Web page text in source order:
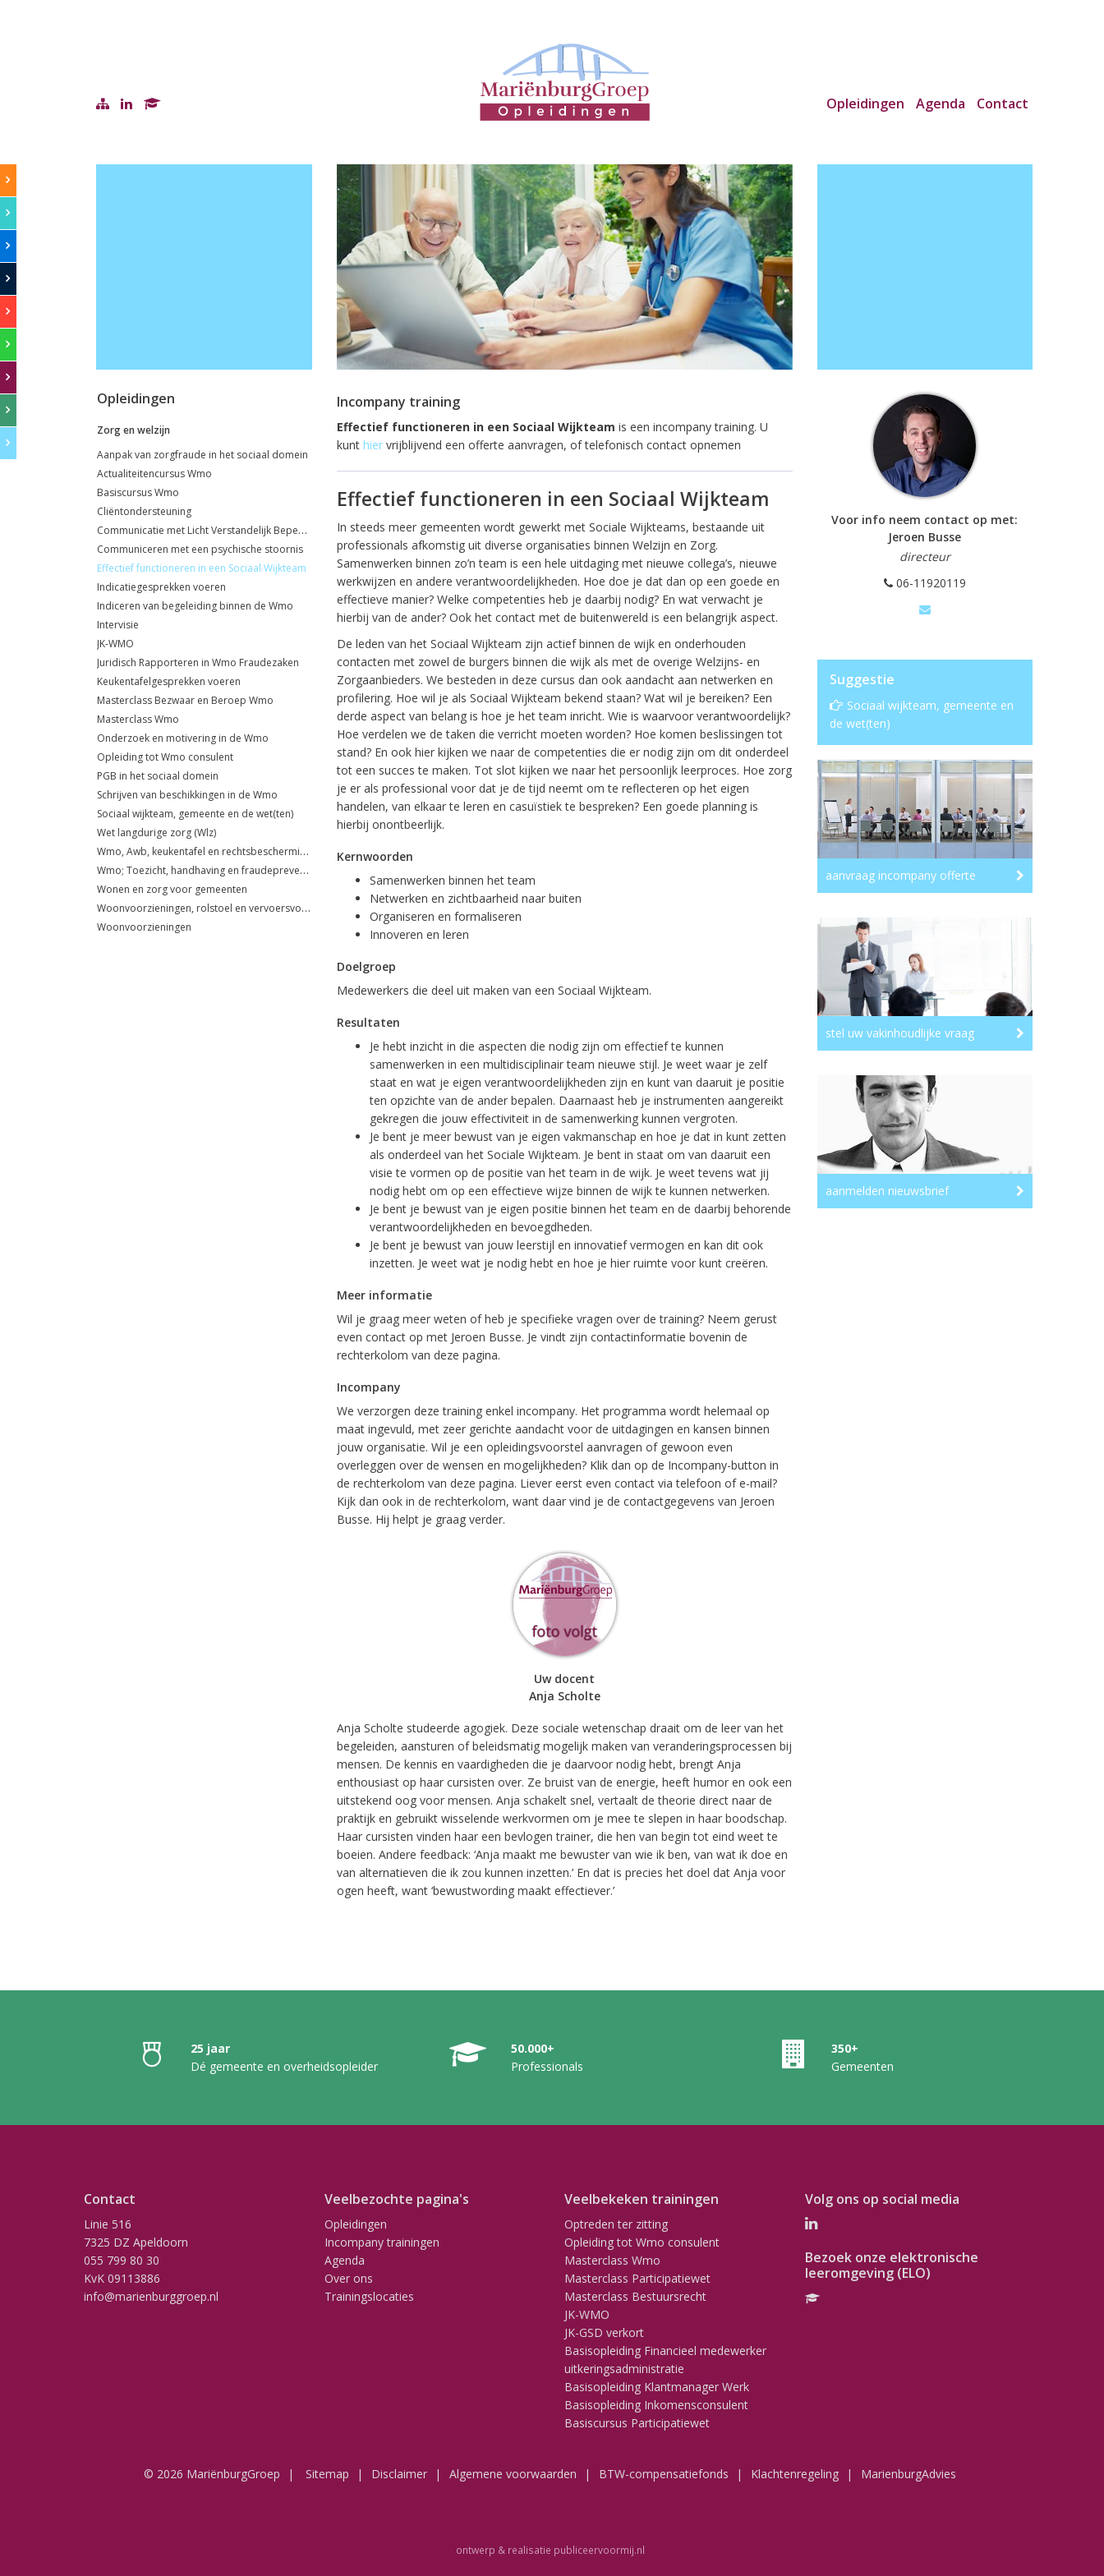
Opleidingen Agenda Contact
Opleidingen
Zorg en welzijn
Aanpak van zorgfraude in het sociaal domein
Actualiteitencursus Wmo
Basiscursus Wmo
Cliëntondersteuning
Communicatie met Licht Verstandelijk Beperkte klanten
Communiceren met een psychische stoornis
Effectief functioneren in een Sociaal Wijkteam
Indicatiegesprekken voeren
Indiceren van begeleiding binnen de Wmo
Intervisie
JK-WMO
Juridisch Rapporteren in Wmo Fraudezaken
Keukentafelgesprekken voeren
Masterclass Bezwaar en Beroep Wmo
Masterclass Wmo
Onderzoek en motivering in de Wmo
Opleiding tot Wmo consulent
PGB in het sociaal domein
Schrijven van beschikkingen in de Wmo
Sociaal wijkteam, gemeente en de wet(ten)
Wet langdurige zorg (Wlz)
Wmo, Awb, keukentafel en rechtsbescherming
Wmo; Toezicht, handhaving en fraudepreventie
Wonen en zorg voor gemeenten
Woonvoorzieningen, rolstoel en vervoersvoorzieningen
Woonvoorzieningen
Incompany training
Effectief functioneren in een Sociaal Wijkteam is een incompany training. U
kunthiervrijblijvend een offerte aanvragen, of telefonisch contact opnemen
Effectief functioneren in een Sociaal Wijkteam
In steeds meer gemeenten wordt gewerkt met Sociale Wijkteams, bestaande uit
professionals afkomstig uit diverse organisaties binnen Welzijn en Zorg.
Samenwerken binnen zo’n team is een hele uitdaging met nieuwe collega’s, nieuwe
werkwijzen en andere verantwoordelijkheden. Hoe doe je dat dan op een goede en
effectieve manier? Welke competenties heb je daarbij nodig? En wat verwacht je
hierbij van de ander? Ook het contact met de buitenwereld is een belangrijk aspect.
De leden van het Sociaal Wijkteam zijn actief binnen de wijk en onderhouden
contacten met zowel de burgers binnen die wijk als met de overige Welzijns- en
Zorgaanbieders. We besteden in deze cursus dan ook aandacht aan netwerken en
profilering. Hoe wil je als Sociaal Wijkteam bekend staan? Wat wil je bereiken? Een
derde aspect van belang is hoe je het team inricht. Wie is waarvoor verantwoordelijk?
Hoe verdelen we de taken die verricht moeten worden? Hoe komen beslissingen tot
stand? En ook hier kijken we naar de competenties die er nodig zijn om dit onderdeel
tot een succes te maken. Tot slot kijken we naar het persoonlijk leerproces. Hoe zorg
je er als professional voor dat je de tijd neemt om te reflecteren op het eigen
handelen, van elkaar te leren en casuïstiek te bespreken? Een goede planning is
hierbij onontbeerlijk.
Kernwoorden
Samenwerken binnen het team
Netwerken en zichtbaarheid naar buiten
Organiseren en formaliseren
Innoveren en leren
Doelgroep
Medewerkers die deel uit maken van een Sociaal Wijkteam.
Resultaten
Je hebt inzicht in die aspecten die nodig zijn om effectief te kunnen
samenwerken in een multidisciplinair team nieuwe stijl. Je weet waar je zelf
staat en wat je eigen verantwoordelijkheden zijn en kunt van daaruit je positie
ten opzichte van de ander bepalen. Daarnaast heb je instrumenten aangereikt
gekregen die jouw effectiviteit in de samenwerking kunnen vergroten.
Je bent je meer bewust van je eigen vakmanschap en hoe je dat in kunt zetten
als onderdeel van het Sociale Wijkteam. Je bent in staat om van daaruit een
visie te vormen op de positie van het team in de wijk. Je weet tevens wat jij
nodig hebt om op een effectieve wijze binnen de wijk te kunnen netwerken.
Je bent je bewust van je eigen positie binnen het team en de daarbij behorende
verantwoordelijkheden en bevoegdheden.
Je bent je bewust van jouw leerstijl en innovatief vermogen en kan dit ook
inzetten. Je weet wat je nodig hebt en hoe je hier ruimte voor kunt creëren.
Meer informatie
Wil je graag meer weten of heb je specifieke vragen over de training? Neem gerust
even contact op met Jeroen Busse. Je vindt zijn contactinformatie bovenin de
rechterkolom van deze pagina.
Incompany
We verzorgen deze training enkel incompany. Het programma wordt helemaal op
maat ingevuld, met zeer gerichte aandacht voor de uitdagingen en kansen binnen
jouw organisatie. Wil je een opleidingsvoorstel aanvragen of gewoon even
overleggen over de wensen en mogelijkheden? Klik dan op de Incompany-button in
de rechterkolom van deze pagina. Liever eerst even contact via telefoon of e-mail?
Kijk dan ook in de rechterkolom, want daar vind je de contactgegevens van Jeroen
Busse. Hij helpt je graag verder.
Uw docent
Anja Scholte
Anja Scholte studeerde agogiek. Deze sociale wetenschap draait om de leer van het
begeleiden, aansturen of beleidsmatig mogelijk maken van veranderingsprocessen bij
mensen. De kennis en vaardigheden die je daarvoor nodig hebt, brengt Anja
enthousiast op haar cursisten over. Ze bruist van de energie, heeft humor en ook een
uitstekend oog voor mensen. Anja schakelt snel, vertaalt de theorie direct naar de
praktijk en gebruikt wisselende werkvormen om je mee te slepen in haar boodschap.
Haar cursisten vinden haar een bevlogen trainer, die hen van begin tot eind weet te
boeien. Andere feedback: ‘Anja maakt me bewuster van wie ik ben, van wat ik doe en
van alternatieven die ik zou kunnen inzetten.’ En dat is precies het doel dat Anja voor
ogen heeft, want ‘bewustwording maakt effectiever.’
Voor info neem contact op met:
Jeroen Busse
directeur
06-11920119
Suggestie
Sociaal wijkteam, gemeente en
de wet(ten)
aanvraag incompany offerte
stel uw vakinhoudlijke vraag
aanmelden nieuwsbrief
25 jaar
Dé gemeente en overheidsopleider
50.000+
Professionals
350+
Gemeenten
Contact
Linie 516
7325 DZ Apeldoorn
055 799 80 30
KvK 09113886
info@marienburggroep.nl
Veelbezochte pagina's
Opleidingen
Incompany trainingen
Agenda
Over ons
Trainingslocaties
Veelbekeken trainingen
Optreden ter zitting
Opleiding tot Wmo consulent
Masterclass Wmo
Masterclass Participatiewet
Masterclass Bestuursrecht
JK-WMO
JK-GSD verkort
Basisopleiding Financieel medewerker
uitkeringsadministratie
Basisopleiding Klantmanager Werk
Basisopleiding Inkomensconsulent
Basiscursus Participatiewet
Volg ons op social media
Bezoek onze elektronische
leeromgeving (ELO)
© 2026 MariënburgGroep Sitemap Disclaimer Algemene voorwaarden BTW-compensatiefonds Klachtenregeling MarienburgAdvies
ontwerp & realisatie publiceervoormij.nl